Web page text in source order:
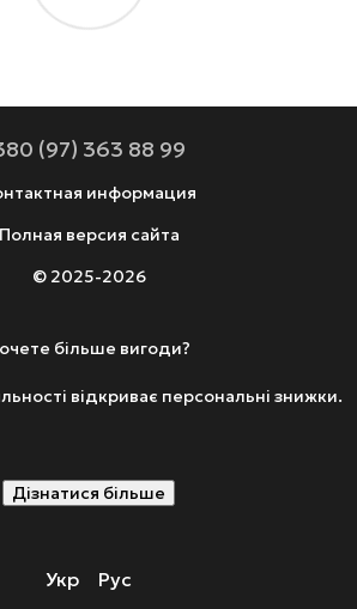
(97) 363 88 99
информация
Полная версия сайта
© 2025-2026
більше вигоди?
відкриває персональні знижки.
Дізнатися більше
Укр Рус